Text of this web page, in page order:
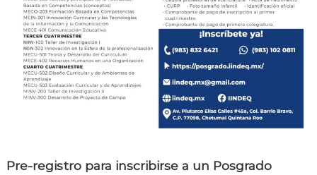
Pre-registro para inscribirse a un Posgrado